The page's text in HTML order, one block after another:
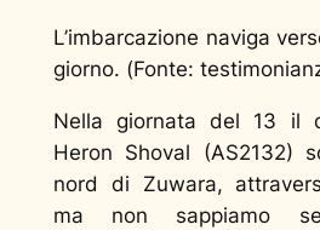
L’imbarcazione naviga
giorno. (Fonte:
Nella giornata del 13 il
Heron Shoval (AS2132)
nord di Zuwara,
ma non sappiamo